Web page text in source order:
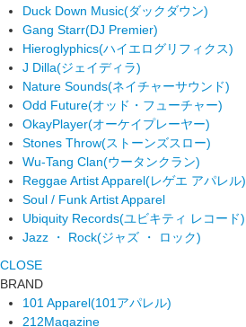
Duck Down Music(ダックダウン)
Gang Starr(DJ Premier)
Hieroglyphics(ハイエログリフィクス)
J Dilla(ジェイディラ)
Nature Sounds(ネイチャーサウンド)
Odd Future(オッド・フューチャー)
OkayPlayer(オーケイプレーヤー)
Stones Throw(ストーンズスロー)
Wu-Tang Clan(ウータンクラン)
Reggae Artist Apparel(レゲエ アパレル)
Soul / Funk Artist Apparel
Ubiquity Records(ユビキティ レコード)
Jazz ・ Rock(ジャズ ・ ロック)
CLOSE
BRAND
101 Apparel(101アパレル)
212Magazine